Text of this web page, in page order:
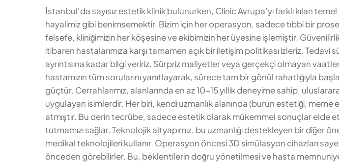
İstanbul’da sayısız estetik klinik bulunurken, Clinic Avrupa’yı farklı kılan
hayalimiz gibi benimsemektir. Bizim için her operasyon, sadece tıbbi bir
felsefe, kliniğimizin her köşesine ve ekibimizin her üyesine işlemiştir.
itibaren hastalarımıza karşı tamamen açık bir iletişim politikası izleriz.
ayrıntısına kadar bilgi veririz. Sürpriz maliyetler veya gerçekçi olmayan
hastamızın tüm sorularını yanıtlayarak, sürece tam bir gönül rahatlığıyla
güçtür. Cerrahlarımız, alanlarında en az 10-15 yıllık deneyime sahip,
uygulayan isimlerdir. Her biri, kendi uzmanlık alanında (burun estetiği,
atmıştır. Bu derin tecrübe, sadece estetik olarak mükemmel sonuçlar elde
tutmamızı sağlar. Teknolojik altyapımız, bu uzmanlığı destekleyen bir
medikal teknolojileri kullanır. Operasyon öncesi 3D simülasyon cihazları
önceden görebilirler. Bu, beklentilerin doğru yönetilmesi ve hasta